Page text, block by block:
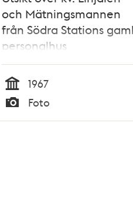
och Mätningsmannen
från Södra Stations
personalhus
Tid
1967
Typ
Foto